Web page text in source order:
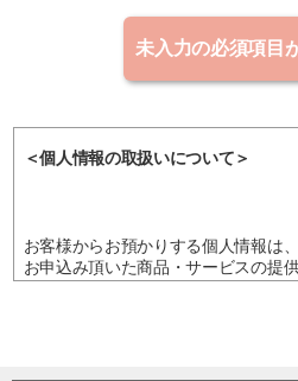
＜個人情報の取扱いについて＞
お客様からお預かりする個人情報は
お申込み頂いた商品・サービスの提